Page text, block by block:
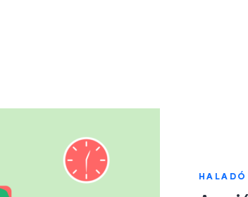
HALADÓ